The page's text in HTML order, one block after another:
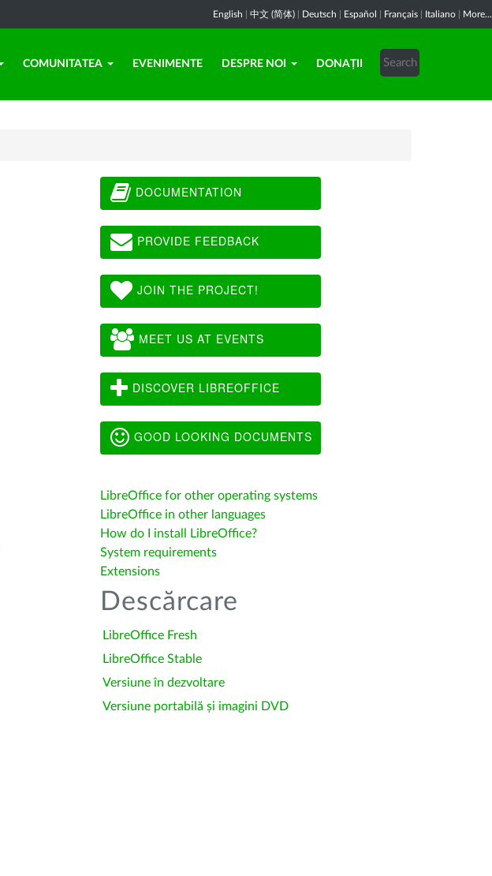
English 中文 (简体) Deutsch Español Français Italiano More...
COMUNITATEA EVENIMENTE DESPRE NOI DONAȚII
DOCUMENTATION
PROVIDE FEEDBACK
JOIN THE PROJECT!
MEET US AT EVENTS
DISCOVER LIBREOFFICE
GOOD LOOKING DOCUMENTS
LibreOffice for other operating systems
LibreOffice in other languages
How do I install LibreOffice?
System requirements
Extensions
Descărcare
LibreOffice Fresh
LibreOffice Stable
Versiune în dezvoltare
Versiune portabilă și imagini DVD